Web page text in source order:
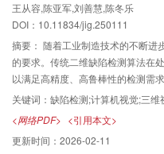
性，强调了三维缺陷检测技术的优
述了本文对三维缺陷检测技术进行
王从容,陈亚军,刘善慧,陈冬乐
DOI：10.11834/jig.250111
摘要： 随着工业制造技术的不断进
的要求。传统二维缺陷检测算法在
以满足高精度、高鲁棒性的检测需
全面的信息、更高的准确率和更强
深入研究。及时追踪该领域的最
技术不断突破、应对新挑战的必然
测领域的研究进展与发展趋势。从
关键词： 缺陷检测;计算机视觉;三
<网络PDF> <引用本文>
更新时间： 2026-02-11